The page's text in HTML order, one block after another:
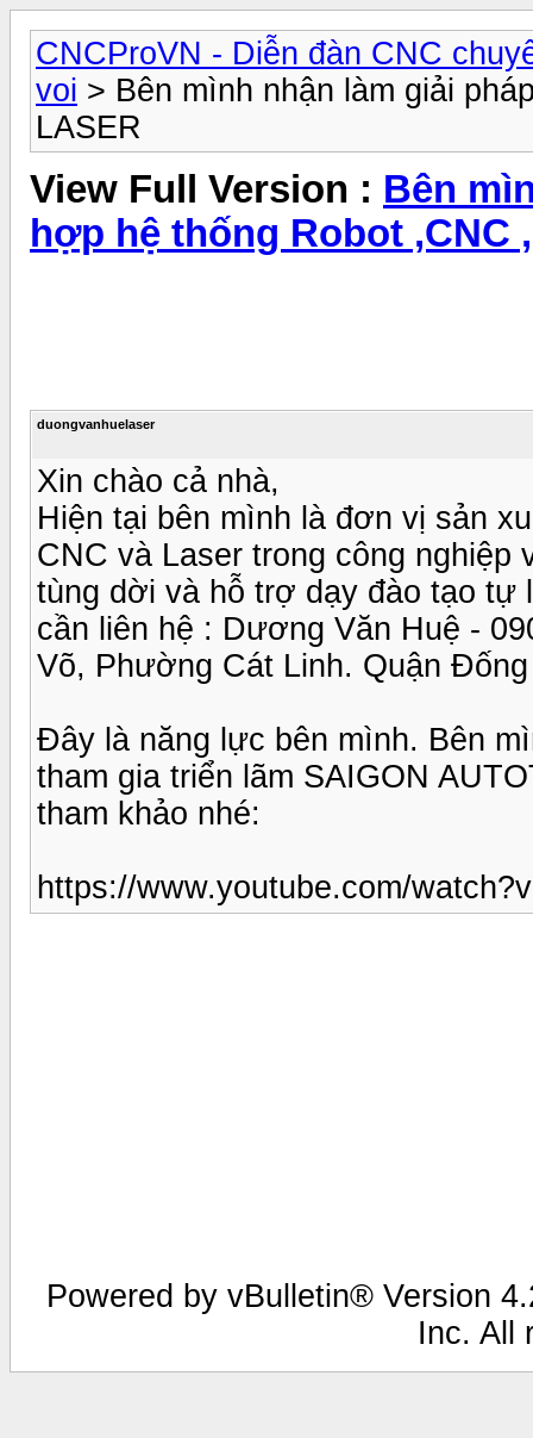
CNCProVN - Diễn đàn CNC
voi > Bên mình nhận làm giải
LASER
View Full Version : Bên
hợp hệ thống Robot ,CNC
duongvanhuelaser
Xin chào cả nhà,
Hiện tại bên mình là đơn vị sản
CNC và Laser trong công nghiệp
tùng dời và hỗ trợ dạy đào tạo tự
cần liên hệ : Dương Văn Huệ -
Võ, Phường Cát Linh. Quận
Đây là năng lực bên mình. Bên
tham gia triển lãm SAIGON
tham khảo nhé:
https://www.youtube.com/
Powered by vBulletin® Version
Inc. All